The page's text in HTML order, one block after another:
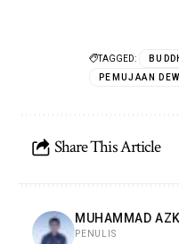
TAGGED:
PEMUJAAN
Share This Article
MUHAMMAD
PENULIS